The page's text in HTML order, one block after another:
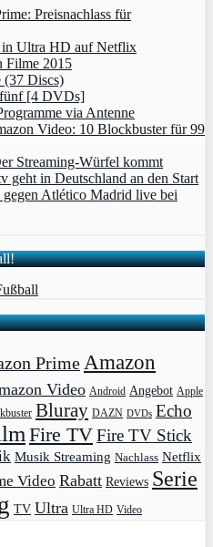
Preisnachlass für
Ultra HD auf Netflix
Filme 2015
(37 Discs)
[4 DVDs]
via Antenne
Video: 10 Blockbuster für 99
Streaming-Würfel kommt
geht in Deutschland an den Start
Atlético Madrid live bei
PrimeAmazon
Video Android Angebot Apple
Bluray DAZN DVDs Echo
Fire TVFire TV Stick
Musik Streaming Nachlass Netflix
Video Rabatt Reviews Serie
TV Ultra Ultra HD Video